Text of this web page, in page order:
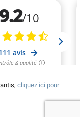
cliquez ici pour